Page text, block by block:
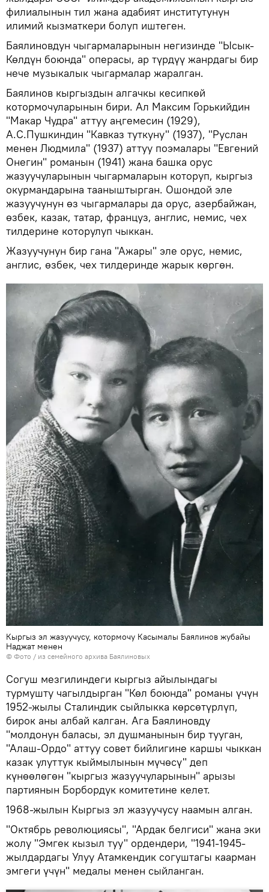
филиалынын тил жана адабият институтунун
илимий кызматкери болуп иштеген.
Баялиновдун чыгармаларынын негизинде "Ысык-
Көлдүн боюнда" операсы, ар түрдүү жанрдагы бир
нече музыкалык чыгармалар жаралган.
Баялинов кыргыздын алгачкы кесипкөй
котормочуларынын бири. Ал Максим Горькийдин
"Макар Чудра" аттуу аңгемесин (1929),
А.С.Пушкиндин "Кавказ туткуну" (1937), "Руслан
менен Людмила" (1937) аттуу поэмалары "Евгений
Онегин" романын (1941) жана башка орус
жазуучуларынын чыгармаларын которуп, кыргыз
окурмандарына тааныштырган. Ошондой эле
жазуучунун өз чыгармалары да орус, азербайжан,
өзбек, казак, татар, француз, англис, немис, чех
тилдерине которулуп чыккан.
Жазуучунун бир гана "Ажары" эле орус, немис,
англис, өзбек, чех тилдеринде жарык көргөн.
Кыргыз эл жазуучусу, котормочу Касымалы Баялинов жубайы
Наджат менен
© Фото / из семейного архива Баялиновых
Согуш мезгилиндеги кыргыз айылындагы
турмушту чагылдырган "Көл боюнда" романы үчүн
1952-жылы Сталиндик сыйлыкка көрсөтүрлүп,
бирок аны албай калган. Ага Баялиновду
"молдонун баласы, эл душманынын бир тууган,
"Алаш-Ордо" аттуу совет бийлигине каршы чыккан
казак улуттук кыймылынын мүчөсү" деп
күнөөлөгөн "кыргыз жазуучуларынын" арызы
партиянын Борбордук комитетине келет.
1968-жылын Кыргыз эл жазуучусу наамын алган.
"Октябрь революциясы", "Ардак белгиси" жана эки
жолу "Эмгек кызыл туу" ордендери, "1941-1945-
жылдардагы Улуу Атамкендик согуштагы каарман
эмгеги үчүн" медалы менен сыйланган.